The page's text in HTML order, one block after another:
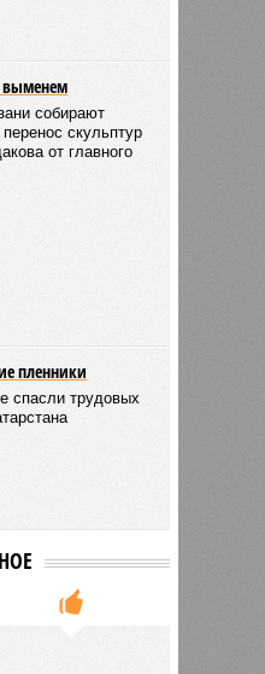
выменем
собирают
скульптур
от главного
пленники
спасли трудовых